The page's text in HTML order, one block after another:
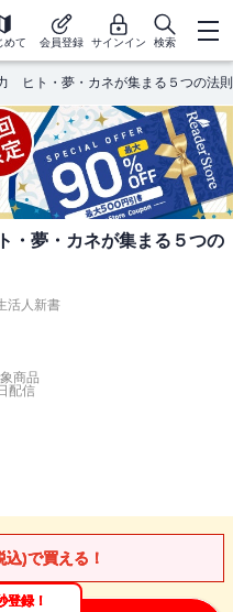
めて 会員登録 サインイン 検索
ヒト・夢・カネが集まる５つの法則
・夢・カネが集まる５つの
活人新書
商品
配信
込)で買える！
登録！